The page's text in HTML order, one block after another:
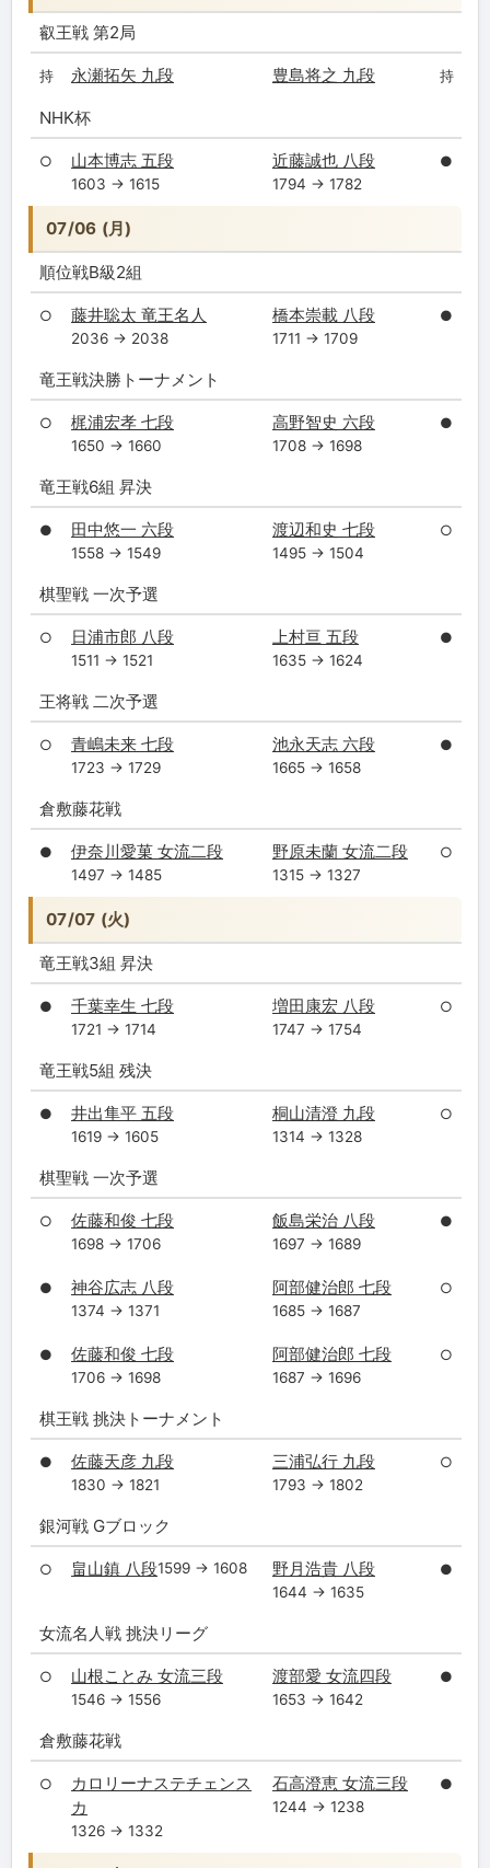
叡王戦 第2局
持 永瀬拓矢 九段 豊島将之 九段 持
NHK杯
○ 山本博志 五段
1603 → 1615
近藤誠也 八段
1794 → 1782
●
07/06 (月)
順位戦B級2組
○ 藤井聡太 竜王名人
2036 → 2038
橋本崇載 八段
1711 → 1709
●
竜王戦決勝トーナメント
○ 梶浦宏孝 七段
1650 → 1660
高野智史 六段
1708 → 1698
●
竜王戦6組 昇決
● 田中悠一 六段
1558 → 1549
渡辺和史 七段
1495 → 1504
○
棋聖戦 一次予選
○ 日浦市郎 八段
1511 → 1521
上村亘 五段
1635 → 1624
●
王将戦 二次予選
○ 青嶋未来 七段
1723 → 1729
池永天志 六段
1665 → 1658
●
倉敷藤花戦
● 伊奈川愛菓 女流二段
1497 → 1485
野原未蘭 女流二段
1315 → 1327
○
07/07 (火)
竜王戦3組 昇決
● 千葉幸生 七段
1721 → 1714
増田康宏 八段
1747 → 1754
○
竜王戦5組 残決
● 井出隼平 五段
1619 → 1605
桐山清澄 九段
1314 → 1328
○
棋聖戦 一次予選
○ 佐藤和俊 七段
1698 → 1706
飯島栄治 八段
1697 → 1689
●
● 神谷広志 八段
1374 → 1371
阿部健治郎 七段
1685 → 1687
○
● 佐藤和俊 七段
1706 → 1698
阿部健治郎 七段
1687 → 1696
○
棋王戦 挑決トーナメント
● 佐藤天彦 九段
1830 → 1821
三浦弘行 九段
1793 → 1802
○
銀河戦 Gブロック
○ 畠山鎮 八段1599 → 1608 野月浩貴 八段
1644 → 1635
●
女流名人戦 挑決リーグ
○ 山根ことみ 女流三段
1546 → 1556
渡部愛 女流四段
1653 → 1642
●
倉敷藤花戦
○
カロリーナステチェンス
カ
1326 → 1332
石高澄恵 女流三段
1244 → 1238
●